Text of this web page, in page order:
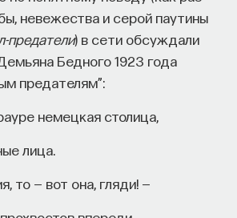
невежества и серой паутины
предатели) в сети обсуждали
Бедного 1923 года
предателям”:
немецкая столица,
лица.
то — вот она, гляди! —
установка приводит
тяжелому для нас выводу
временных лет» — источник
малонадежный. Это было
году, хотя никто на это
использовать как
по ранней истории Древней